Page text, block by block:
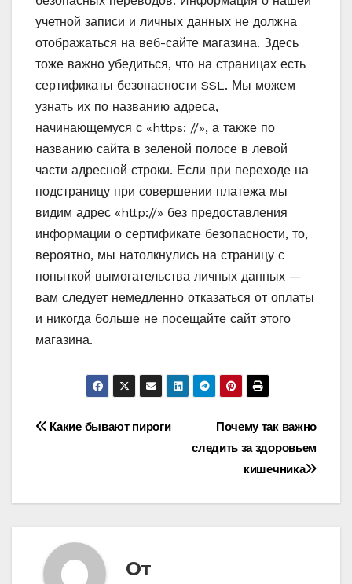
учетной записи и личных данных не должна
отображаться на веб-сайте магазина. Здесь
тоже важно убедиться, что на страницах есть
сертификаты безопасности SSL. Мы можем
узнать их по названию адреса,
начинающемуся с «https: //», а также по
названию сайта в зеленой полосе в левой
части адресной строки. Если при переходе на
подстраницу при совершении платежа мы
видим адрес «http://» без предоставления
информации о сертификате безопасности, то,
вероятно, мы натолкнулись на страницу с
попыткой вымогательства личных данных —
вам следует немедленно отказаться от оплаты
и никогда больше не посещайте сайт этого
магазина.
Навигация
записям
Почему так важно
следить за здоровьем
кишечника
Какие бывают пироги
От